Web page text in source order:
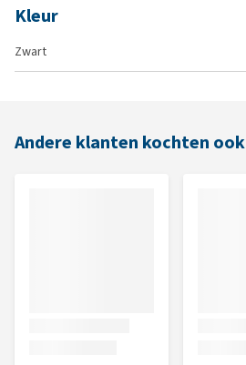
Kleur
Zwart
Andere klanten kochten ook